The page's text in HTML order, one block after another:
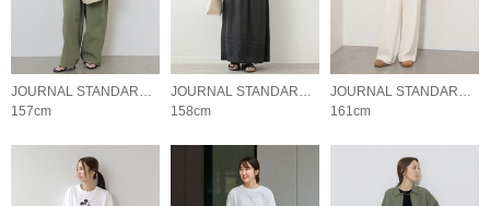
JOURNAL STANDARD relume LADYS
157cm
JOURNAL STANDARD relume LADYS
158cm
JOURNAL STANDARD relume LADYS
161cm